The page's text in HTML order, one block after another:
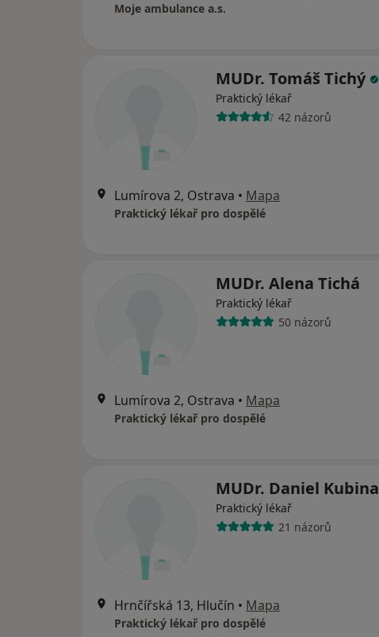
Moje ambulance a.s.
MUDr. Tomáš Tichý
Praktický lékař
42 názorů
Lumírova 2, Ostrava • Mapa
Praktický lékař pro dospělé
MUDr. Alena Tichá
Praktický lékař
50 názorů
Lumírova 2, Ostrava • Mapa
Praktický lékař pro dospělé
MUDr. Daniel Kubina
Praktický lékař
21 názorů
Hrnčířská 13, Hlučín • Mapa
Praktický lékař pro dospělé